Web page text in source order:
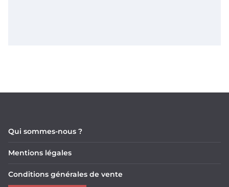
Qui sommes-nous ?
Mentions légales
Conditions générales de vente